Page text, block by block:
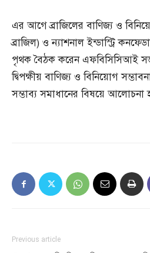
এর আগে ব্রাজিলের বাণিজ্য ও
ব্রাজিল) ও ন্যাশনাল ইন্ডাস্ট্রি
পৃথক বৈঠক করেন এফবিসিসিআই
দ্বিপক্ষীয় বাণিজ্য ও বিনিয়োগ
সম্ভাব্য সমাধানের বিষয়ে আলোচনা
Previous article